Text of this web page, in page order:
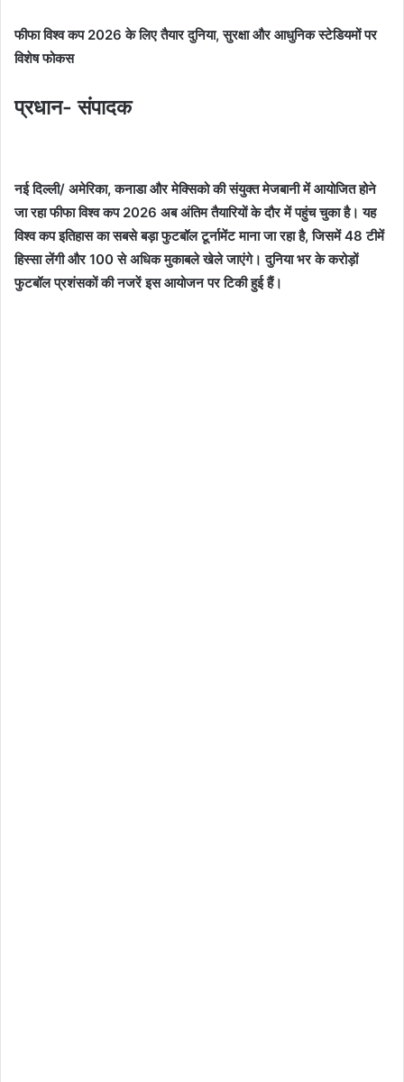
फीफा विश्व कप 2026 के लिए तैयार दुनिया, सुरक्षा और आधुनिक स्टेडियमों पर
विशेष फोकस
प्रधान- संपादक
नई दिल्ली/ अमेरिका, कनाडा और मेक्सिको की संयुक्त मेजबानी में आयोजित होने
जा रहा फीफा विश्व कप 2026 अब अंतिम तैयारियों के दौर में पहुंच चुका है। यह
विश्व कप इतिहास का सबसे बड़ा फुटबॉल टूर्नामेंट माना जा रहा है, जिसमें 48 टीमें
हिस्सा लेंगी और 100 से अधिक मुकाबले खेले जाएंगे। दुनिया भर के करोड़ों
फुटबॉल प्रशंसकों की नजरें इस आयोजन पर टिकी हुई हैं।